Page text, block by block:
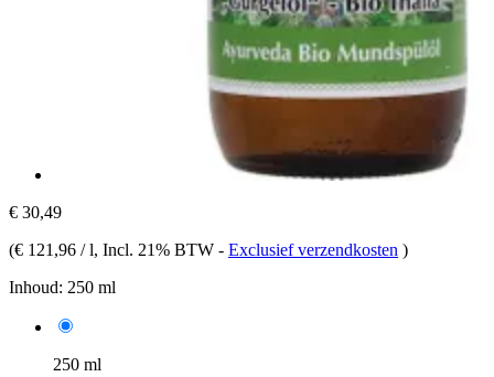
€ 30,49
(€ 121,96 / l, Incl. 21% BTW - Exclusief verzendkosten )
Inhoud: 250 ml
250 ml